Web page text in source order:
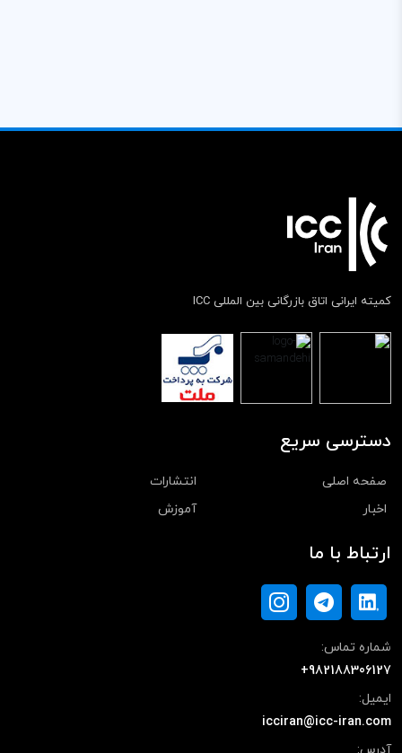
کمیته ایرانی اتاق بازرگانی بین المللی ICC
دسترسی سریع
صفحه اصلی
انتشارات
اخبار
آموزش
ارتباط با ما
شماره تماس:
+982188306127
ایمیل:
icciran@icc-iran.com